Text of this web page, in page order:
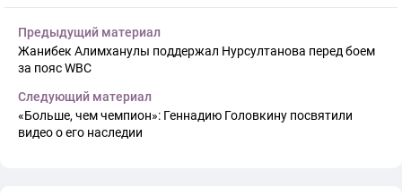
Предыдущий материал
Жанибек Алимханулы поддержал Нурсултанова перед боем
за пояс WBC
Следующий материал
«Больше, чем чемпион»: Геннадию Головкину посвятили
видео о его наследии